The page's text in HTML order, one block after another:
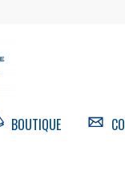
BOUTIQUE